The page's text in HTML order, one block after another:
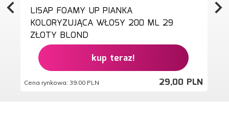
LISAP FOAMY UP PIANKA
KOLORYZUJĄCA WŁOSY 200 ML 29
ZŁOTY BLOND
kup teraz!
29,00 PLN
Cena rynkowa: 39.00 PLN